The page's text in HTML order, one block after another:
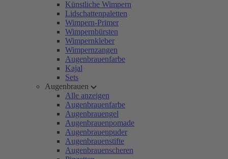
Künstliche Wimpern
Lidschattenpaletten
Wimpern-Primer
Wimpernbürsten
Wimpernkleber
Wimpernzangen
Augenbrauenfarbe
Kajal
Sets
Augenbrauen
Alle anzeigen
Augenbrauenfarbe
Augenbrauengel
Augenbrauenpomade
Augenbrauenpuder
Augenbrauenstifte
Augenbrauenscheren